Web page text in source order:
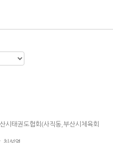
태권도협회(사직동,부산시체육회